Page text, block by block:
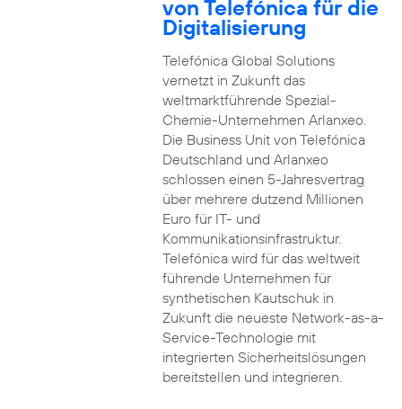
von Telefónica für die
Digitalisierung
Telefónica Global Solutions
vernetzt in Zukunft das
weltmarktführende Spezial-
Chemie-Unternehmen Arlanxeo.
Die Business Unit von Telefónica
Deutschland und Arlanxeo
schlossen einen 5-Jahresvertrag
über mehrere dutzend Millionen
Euro für IT- und
Kommunikationsinfrastruktur.
Telefónica wird für das weltweit
führende Unternehmen für
synthetischen Kautschuk in
Zukunft die neueste Network-as-a-
Service-Technologie mit
integrierten Sicherheitslösungen
bereitstellen und integrieren.